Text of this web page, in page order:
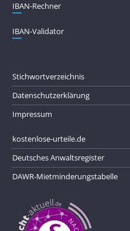
IBAN-Rechner
IBAN-Validator
Stichwortverzeichnis
Datenschutzerklärung
Impressum
kostenlose-urteile.de
Deutsches Anwaltsregister
DAWR-Mietminderungstabelle